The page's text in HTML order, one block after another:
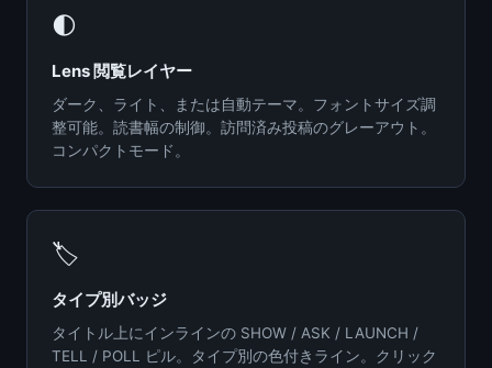
🌓
Lens 閲覧レイヤー
ダーク、ライト、または自動テーマ。フォントサイズ調
整可能。読書幅の制御。訪問済み投稿のグレーアウト。
コンパクトモード。
🏷️
タイプ別バッジ
タイトル上にインラインの SHOW / ASK / LAUNCH /
TELL / POLL ピル。タイプ別の色付きライン。クリック